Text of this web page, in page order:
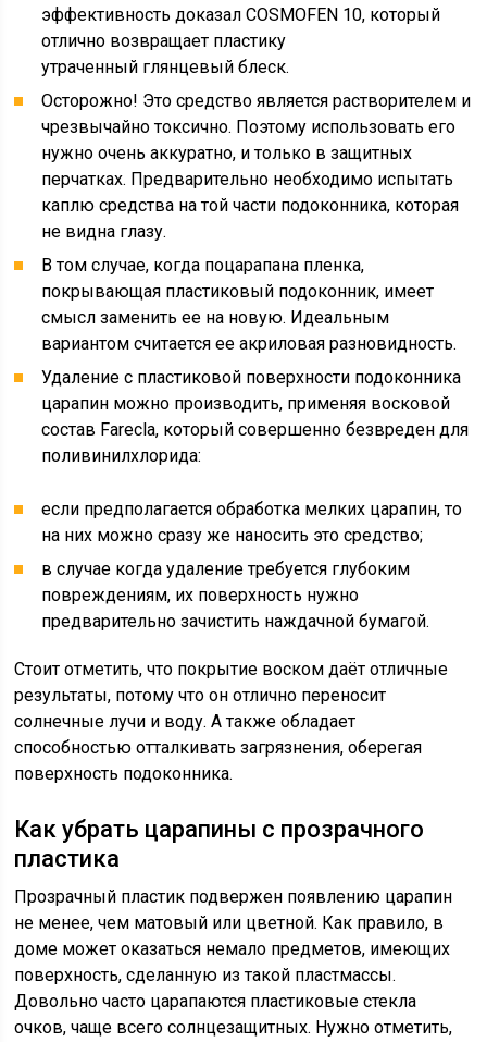
эффективность доказал COSMOFEN 10, который
отлично возвращает пластику
утраченный глянцевый блеск.
Осторожно! Это средство является растворителем и
чрезвычайно токсично. Поэтому использовать его
нужно очень аккуратно, и только в защитных
перчатках. Предварительно необходимо испытать
каплю средства на той части подоконника, которая
не видна глазу.
В том случае, когда поцарапана пленка,
покрывающая пластиковый подоконник, имеет
смысл заменить ее на новую. Идеальным
вариантом считается ее акриловая разновидность.
Удаление с пластиковой поверхности подоконника
царапин можно производить, применяя восковой
состав Farecla, который совершенно безвреден для
поливинилхлорида:
если предполагается обработка мелких царапин, то
на них можно сразу же наносить это средство;
в случае когда удаление требуется глубоким
повреждениям, их поверхность нужно
предварительно зачистить наждачной бумагой.
Стоит отметить, что покрытие воском даёт отличные
результаты, потому что он отлично переносит
солнечные лучи и воду. А также обладает
способностью отталкивать загрязнения, оберегая
поверхность подоконника.
Как убрать царапины с прозрачного
пластика
Прозрачный пластик подвержен появлению царапин
не менее, чем матовый или цветной. Как правило, в
доме может оказаться немало предметов, имеющих
поверхность, сделанную из такой пластмассы.
Довольно часто царапаются пластиковые стекла
очков, чаще всего солнцезащитных. Нужно отметить,